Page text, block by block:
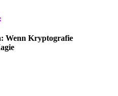
Wenn Kryptografie